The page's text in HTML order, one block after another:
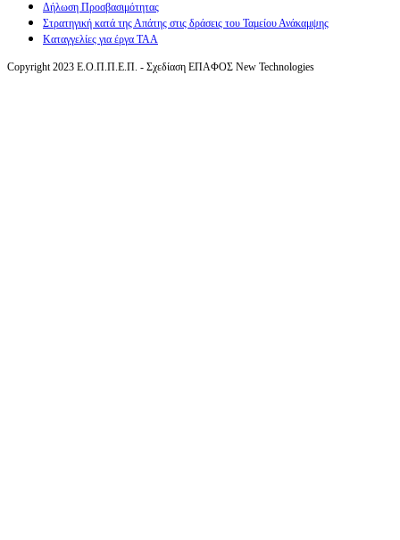
Δήλωση Προσβασιμότητας
Στρατηγική κατά της Απάτης στις δράσεις του Ταμείου Ανάκαμψης
Καταγγελίες για έργα ΤΑΑ
Copyright 2023 Ε.Ο.Π.Π.Ε.Π. - Σχεδίαση ΕΠΑΦΟΣ New Technologies